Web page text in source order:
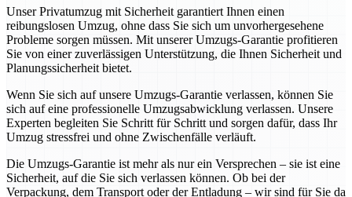
Unser Privatumzug mit Sicherheit garantiert Ihnen einen
reibungslosen Umzug, ohne dass Sie sich um unvorhergesehene
Probleme sorgen müssen. Mit unserer Umzugs-Garantie profitieren
Sie von einer zuverlässigen Unterstützung, die Ihnen Sicherheit und
Planungssicherheit bietet.
Wenn Sie sich auf unsere Umzugs-Garantie verlassen, können Sie
sich auf eine professionelle Umzugsabwicklung verlassen. Unsere
Experten begleiten Sie Schritt für Schritt und sorgen dafür, dass Ihr
Umzug stressfrei und ohne Zwischenfälle verläuft.
Die Umzugs-Garantie ist mehr als nur ein Versprechen – sie ist eine
Sicherheit, auf die Sie sich verlassen können. Ob bei der
Verpackung, dem Transport oder der Entladung – wir sind für Sie da